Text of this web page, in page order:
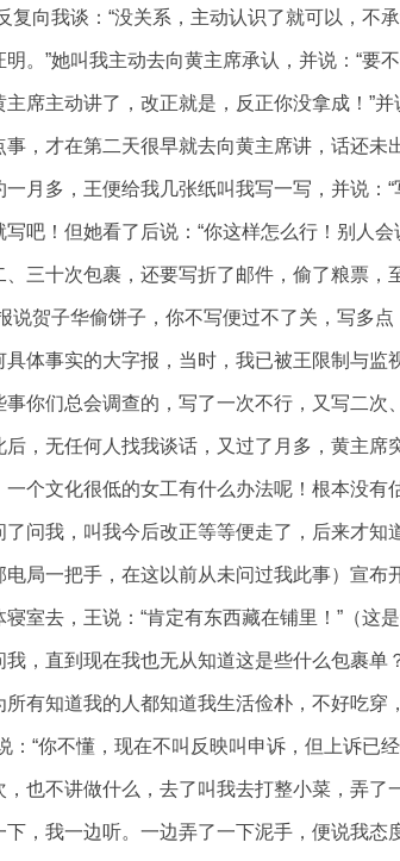
复向我谈：“没关系，主动认识了就可以，不
。”她叫我主动去向黄主席承认，并说：“
席主动讲了，改正就是，反正你没拿成！”
，才在第二天很早就去向黄主席讲，话还
月多，王便给我几张纸叫我写一写，并说：
吧！但她看了后说：“你这样怎么行！别人
三十次包裹，还要写折了邮件，偷了粮票
说贺子华偷饼子，你不写便过不了关，写多
体事实的大字报，当时，我已被王限制与
你们总会调查的，写了一次不行，又写二
，无任何人找我谈话，又过了月多，黄主
一个文化很低的女工有什么办法呢！根本没
问我，叫我今后改正等等便走了，后来才
电局一把手，在这以前从未问过我此事）宣
室去，王说：“肯定有东西藏在铺里！”（
我，直到现在我也无从知道这是些什么包裹
有知道我的人都知道我生活俭朴，不好吃
：“你不懂，现在不叫反映叫申诉，但上诉已
也不讲做什么，去了叫我去打整小菜，弄
，我一边听。一边弄了一下泥手，便说我